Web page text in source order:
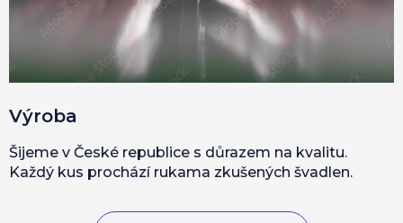
Výroba
Šijeme v České republice s důrazem na kvalitu.
Každý kus prochází rukama zkušených švadlen.